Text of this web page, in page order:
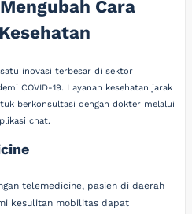
Cara
inovasi terbesar di sektor
COVID-19. Layanan kesehatan jarak
berkonsultasi dengan dokter melalui
chat.
telemedicine, pasien di daerah
kesulitan mobilitas dapat